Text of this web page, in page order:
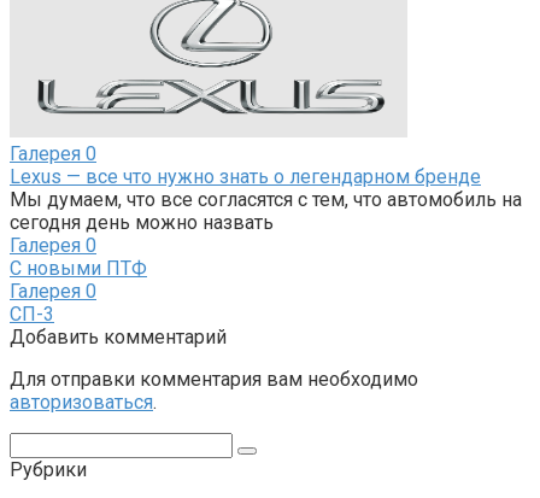
Галерея 0
Lexus — все что нужно знать о легендарном бренде
Мы думаем, что все согласятся с тем, что автомобиль на
сегодня день можно назвать
Галерея 0
С новыми ПТФ
Галерея 0
СП-3
Добавить комментарий
Для отправки комментария вам необходимо
авторизоваться.
Рубрики